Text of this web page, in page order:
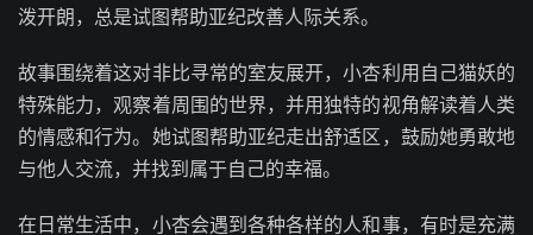
泼开朗，总是试图帮助亚纪改善人际关系。
故事围绕着这对非比寻常的室友展开，小杏利用自己猫妖的
特殊能力，观察着周围的世界，并用独特的视角解读着人类
的情感和行为。她试图帮助亚纪走出舒适区，鼓励她勇敢地
与他人交流，并找到属于自己的幸福。
在日常生活中，小杏会遇到各种各样的人和事，有时是充满